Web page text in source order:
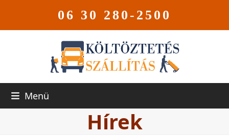
06 30 280-2500
Menü
Hírek